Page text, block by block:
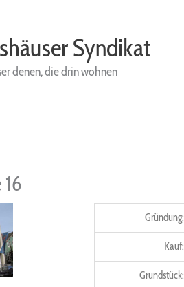
Syndikat
denen, die drin wohnen
Gründung:
Kauf:
Grundstück: